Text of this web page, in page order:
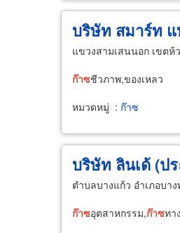
บริษัท สมาร์ท
แขวงสามเสนนอก เขตห้
ก๊าซชีวภาพ,ของเหลว
หมวดหมู่ : ก๊าซ
บริษัท ลินเด้ (ป
ตำบลบางแก้ว อำเภอบา
ก๊าซอุตสาหกรรม,ก๊าซทา